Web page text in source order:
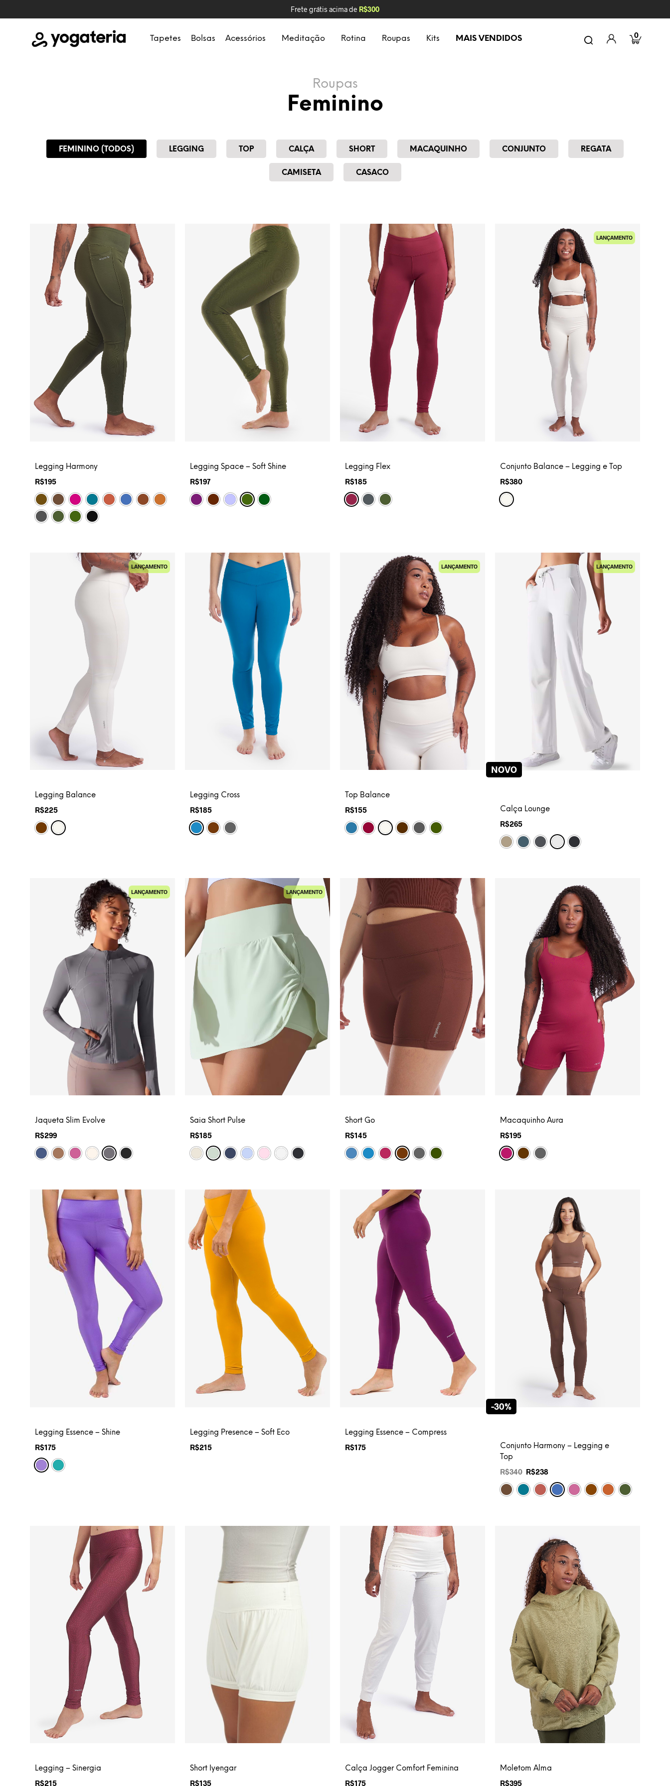
Frete grátis acima de R$300
0
Tapetes Bolsas Acessórios Meditação Rotina Roupas Kits MAIS VENDIDOS
Roupas
Feminino
FEMININO (TODOS) LEGGING TOP CALÇA SHORT MACAQUINHO CONJUNTO REGATA
CAMISETA CASACO
Legging Harmony
R$195
Legging Space – Soft Shine
R$197
Legging Flex
R$185
LANÇAMENTO
Conjunto Balance – Legging e Top
R$380
LANÇAMENTO
Legging Balance
R$225
Legging Cross
R$185
LANÇAMENTO
Top Balance
R$155
LANÇAMENTO
NOVO
Calça Lounge
R$265
LANÇAMENTO
Jaqueta Slim Evolve
R$299
LANÇAMENTO
Saia Short Pulse
R$185
Short Go
R$145
Macaquinho Aura
R$195
Legging Essence – Shine
R$175
Legging Presence – Soft Eco
R$215
Legging Essence – Compress
R$175
-30%
Conjunto Harmony – Legging e
Top
R$340 R$238
Legging – Sinergia
R$215
Short Iyengar
R$135
Calça Jogger Comfort Feminina
R$175
Moletom Alma
R$395